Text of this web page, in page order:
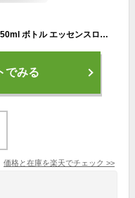
【楽天限定】ZEROカラーケアフォーム 150ml ボトル エッセンスローション ZERO 145mL ボトル セット ヘアカラー 色落ち防止 白髪予防 頭皮ケア ハリコシ 保湿 洗顔 ボディケア カラーケア サロンケア トリートメント シャンプー 化粧水 美容液 頭皮 保湿
でみる
価格と在庫を楽天でチェック >>